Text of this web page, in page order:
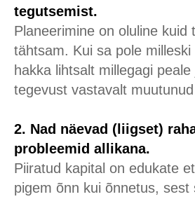
tegutsemist.
Planeerimine on oluline kuid
tähtsam. Kui sa pole
hakka lihtsalt millegagi
tegevust vastavalt
2. Nad näevad (liigset)
probleemid allikana.
Piiratud kapital on edukate
pigem õnn kui õnnetus, sest